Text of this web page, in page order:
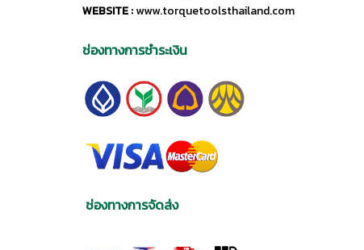
WEBSITE :www.torquetoolsthailand.com
ช่องทางการชำระเงิน
ช่องทางการจัดส่ง